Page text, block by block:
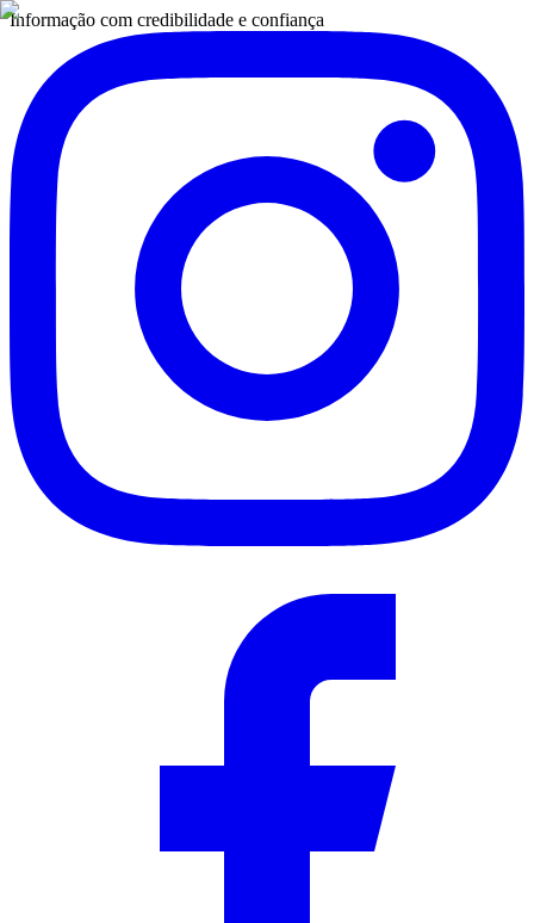
Informação com credibilidade e confiança